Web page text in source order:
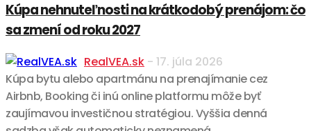
Kúpa nehnuteľnosti na krátkodobý prenájom: čo
sa zmení od roku 2027
RealVEA.sk - 17. júla 2026
Kúpa bytu alebo apartmánu na prenajímanie cez
Airbnb, Booking či inú online platformu môže byť
zaujímavou investičnou stratégiou. Vyššia denná